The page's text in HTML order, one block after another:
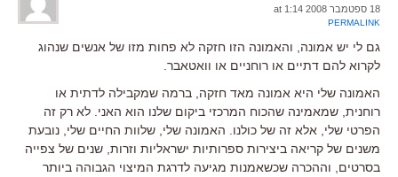
18 ספטמבר 2008 at 1:14
PERMALINK
גם לי יש אמונה, והאמונה הזו חזקה לא פחות מזו של אנשים שנהוג
לקרוא להם דתיים או רוחניים או וואטאבר.
האמונה שלי היא אמונה מאד חזקה, ברמה שמקבילה לדתית או
רוחנית, שמאמינה שהכוח המרכזי ביקום שלנו הוא האני. לא רק זה
הפרטי שלי, אלא זה של כולנו. האמונה שלי, שלוות החיים שלי, נובעת
משנים של קריאה ביצירות ספרותיות ישראליות וזרות, שנים של צפייה
בסרטים, וההכרה שכשאמנות מגיעה לדרגת המיצוי הגבוהה ביותר